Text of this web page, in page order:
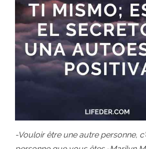
-Vouloir être une autre personne,